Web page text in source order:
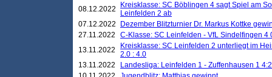
08.12.2022
Kreisklasse: SC Böblingen 4 sagt Spiel am
Leinfelden 2 ab
07.12.2022
Dezember Blitzturnier Dr. Markus Kottke
27.11.2022
C-Klasse: SC Leinfelden - VfL Sindelfingen 4
13.11.2022
Kreisklasse: SC Leinfelden 2 unterliegt im
2.0 : 4.0
13.11.2022
Landesliga: Leinfelden 1 - Zuffenhausen 1 4:2